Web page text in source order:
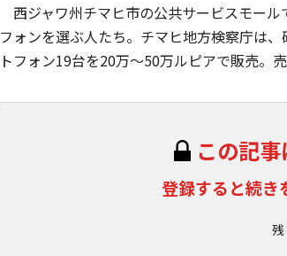
西ジャワ州チマヒ市の公共サービスモー
フォンを選ぶ人たち。チマヒ地方検察庁は
トフォン19台を20万～50万ルピアで販売。
この記
登録すると続き